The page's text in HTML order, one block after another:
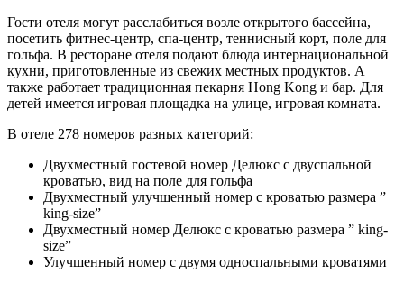
Гости отеля могут расслабиться возле открытого бассейна,
посетить фитнес-центр, спа-центр, теннисный корт, поле для
гольфа. В ресторане отеля подают блюда интернациональной
кухни, приготовленные из свежих местных продуктов. А
также работает традиционная пекарня Hong Kong и бар. Для
детей имеется игровая площадка на улице, игровая комната.
В отеле 278 номеров разных категорий:
Двухместный гостевой номер Делюкс с двуспальной
кроватью, вид на поле для гольфа
Двухместный улучшенный номер с кроватью размера ”
king-size”
Двухместный номер Делюкс с кроватью размера ” king-
size”
Улучшенный номер с двумя односпальными кроватями